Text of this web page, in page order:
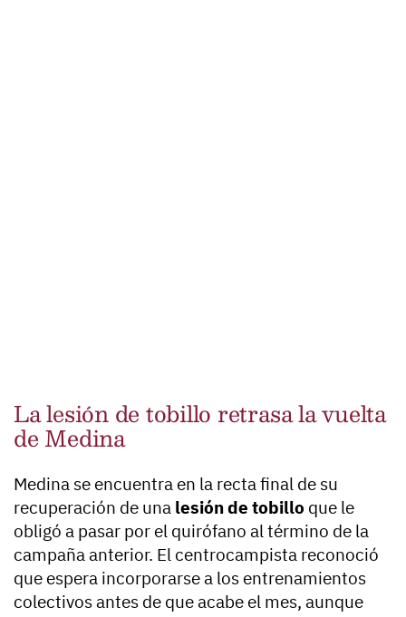
La lesión de tobillo retrasa la vuelta
de Medina
Medina se encuentra en la recta final de su
recuperación de una lesión de tobillo que le
obligó a pasar por el quirófano al término de la
campaña anterior. El centrocampista reconoció
que espera incorporarse a los entrenamientos
colectivos antes de que acabe el mes, aunque